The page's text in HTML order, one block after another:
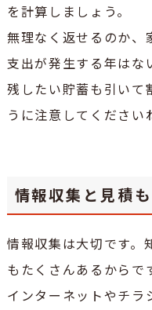
を計算しましょう。
無理なく返せるのか、
支出が発生する年はな
残したい貯蓄も引いて
うに注意してください
情報収集と見積
情報収集は大切です。
もたくさんあるからで
インターネットやチラ